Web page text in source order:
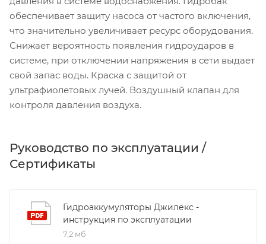
обеспечивает защиту насоса от частого включения,
что значительно увеличивает ресурс оборудования.
Снижает вероятность появления гидроударов в
системе, при отключении напряжения в сети выдает
свой запас воды. Краска с защитой от
ультрафиолетовых лучей. Воздушный клапан для
контроля давления воздуха.
Руководство по эксплуатации /
Сертификаты
Гидроаккумуляторы Джилекс -
инструкция по эксплуатации
7,2 мб